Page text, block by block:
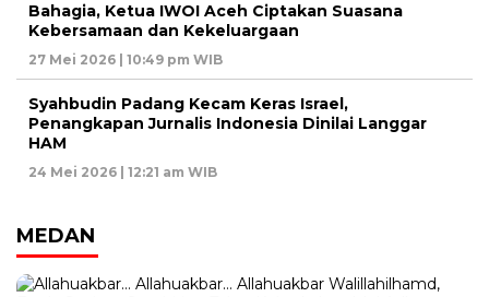
Bahagia, Ketua IWOI Aceh Ciptakan Suasana
Kebersamaan dan Kekeluargaan
27 Mei 2026 | 10:49 pm WIB
Syahbudin Padang Kecam Keras Israel,
Penangkapan Jurnalis Indonesia Dinilai Langgar
HAM
24 Mei 2026 | 12:21 am WIB
MEDAN